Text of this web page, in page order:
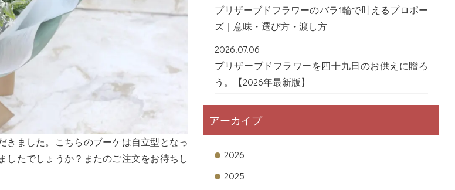
きました。こちらのブーケは自立型となっ
したでしょうか？またのご注文をお待ちし
プリザーブドフラワーのバラ1輪で叶えるプロポー
ズ｜意味・選び方・渡し方
2026.07.06
プリザーブドフラワーを四十九日のお供えに贈ろ
う。【2026年最新版】
アーカイブ
2026
2025